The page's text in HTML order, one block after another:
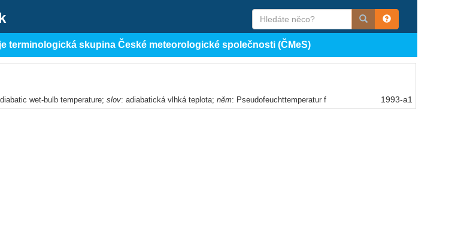
terminologická skupina České meteorologické společnosti (ČMeS)
wet-bulb temperature; slov: adiabatická vlhká teplota; něm: Pseudofeuchttemperatur f 1993-a1